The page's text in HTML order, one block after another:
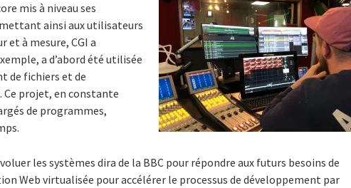
mis à niveau ses
ainsi aux utilisateurs
et à mesure, CGI a
a d’abord été utilisée
de fichiers et de
Ce projet, en constante
de programmes,
les systèmes dira de la BBC pour répondre aux futurs besoins de
Web virtualisée pour accélérer le processus de développement par